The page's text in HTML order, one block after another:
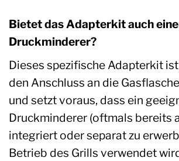
Bietet das Adapterkit auch
Druckminderer?
Dieses spezifische Adapterkit
den Anschluss an die
und setzt voraus, dass ein
Druckminderer (oftmals bereits
integriert oder separat zu
Betrieb des Grills verwendet